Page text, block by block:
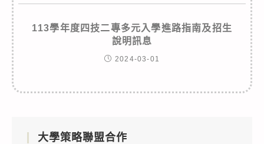
113學年度四技二專多元入學進路指南及招生
說明訊息
2024-03-01
大學策略聯盟合作